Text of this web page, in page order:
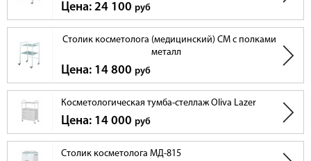
Цена: 24 100 руб
Столик косметолога (медицинский) СМ с полками
металл
Цена: 14 800 руб
Косметологическая тумба-стеллаж Oliva Lazer
Цена: 14 000 руб
Столик косметолога МД-815